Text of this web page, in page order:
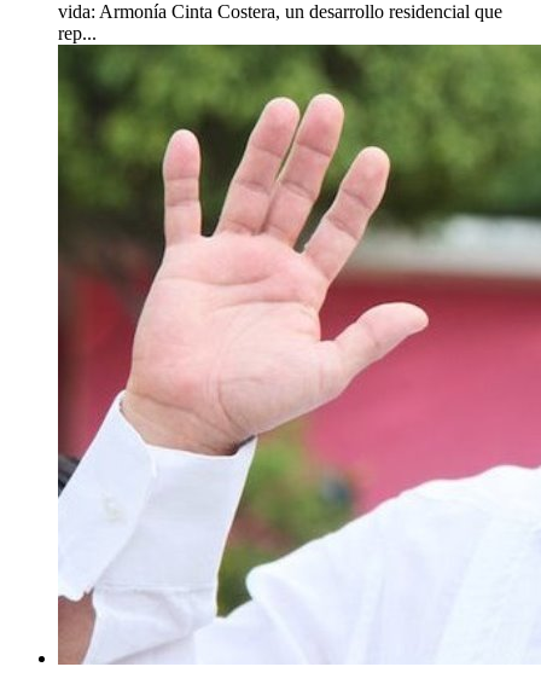
vida: Armonía Cinta Costera, un desarrollo residencial que
rep...